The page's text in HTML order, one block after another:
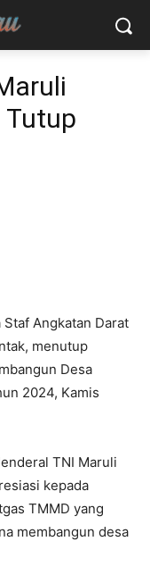
Tutup
Staf Angkatan Darat
menutup
Desa
2024, Kamis
TNI Maruli
kepada
TMMD yang
membangun desa